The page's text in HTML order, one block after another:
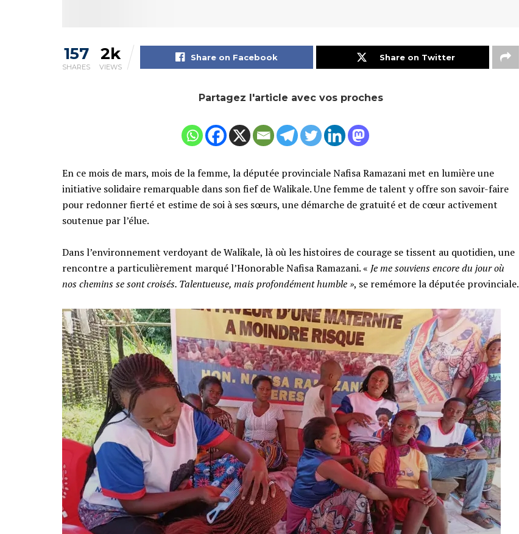
157
SHARES
2k
VIEWS
Share on Facebook Share on Twitter
Partagez l'article avec vos proches
En ce mois de mars, mois de la femme, la députée provinciale Nafisa Ramazani met en lumière une
initiative solidaire remarquable dans son fief de Walikale. Une femme de talent y offre son savoir-faire
pour redonner fierté et estime de soi à ses sœurs, une démarche de gratuité et de cœur activement
soutenue par l’élue.
‎​Dans l’environnement verdoyant de Walikale, là où les histoires de courage se tissent au quotidien, une
rencontre a particulièrement marqué l’Honorable Nafisa Ramazani. « Je me souviens encore du jour où
nos chemins se sont croisés. Talentueuse, mais profondément humble », se remémore la députée provinciale.